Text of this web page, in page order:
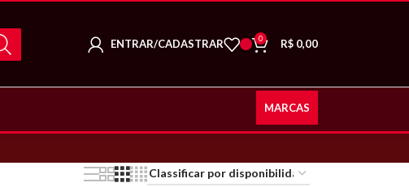
ENTRAR/CADASTRAR 0 R$ 0,00
MARCAS